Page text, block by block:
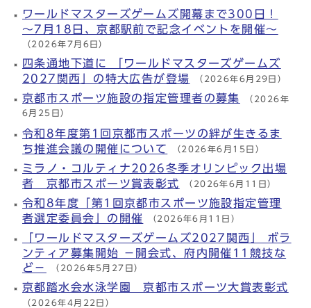
ワールドマスターズゲームズ開幕まで300日！
～7月18日、京都駅前で記念イベントを開催～
（2026年7月6日）
四条通地下道に 「ワールドマスターズゲームズ
2027関西」の特大広告が登場 （2026年6月29日）
京都市スポーツ施設の指定管理者の募集 （2026年
6月25日）
令和8年度第1回京都市スポーツの絆が生きるま
ち推進会議の開催について （2026年6月15日）
ミラノ・コルティナ2026冬季オリンピック出場
者 京都市スポーツ賞表彰式 （2026年6月11日）
令和8年度「第1回京都市スポーツ施設指定管理
者選定委員会」の開催 （2026年6月11日）
「ワールドマスターズゲームズ2027関西」 ボラ
ンティア募集開始 －開会式、府内開催11競技な
ど－
（2026年5月27日）
京都踏水会水泳学園 京都市スポーツ大賞表彰式
（2026年4月22日）